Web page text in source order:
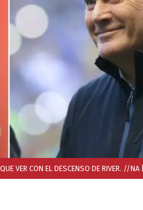
VER CON EL DESCENSO DE RIVER. //NA